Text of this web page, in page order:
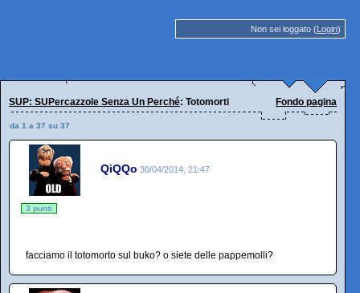
Non sei loggato (Login)
SUP: SUPercazzole Senza Un Perché: Totomorti Fondo pagina
da 1 a 37 su 37
QiQQo 30/04/2014, 21:47
3 punti
facciamo il totomorto sul buko? o siete delle pappemolli?